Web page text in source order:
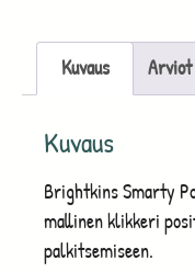
Kuvaus
Kuvaus
Brightkins Smarty
mallinen klikkeri
palkitsemiseen.